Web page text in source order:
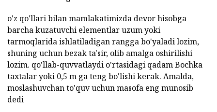
o'z qo'llari bilan mamlakatimizda devor hisobga
barcha kuzatuvchi elementlar uzum yoki
tarmoqlarida ishlatiladigan rangga bo'yaladi lozim,
shuning uchun bezak ta'sir, olib amalga oshirilishi
lozim. qo'llab-quvvatlaydi o'rtasidagi qadam Bochka
taxtalar yoki 0,5 m ga teng bo'lishi kerak. Amalda,
moslashuvchan to'quv uchun masofa eng munosib
dedi